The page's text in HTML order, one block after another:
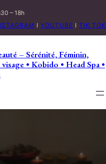
– 18h
I YOUTUBE I TIK TOK
– Sérénité, Féminin,
• Kobido • Head Spa •